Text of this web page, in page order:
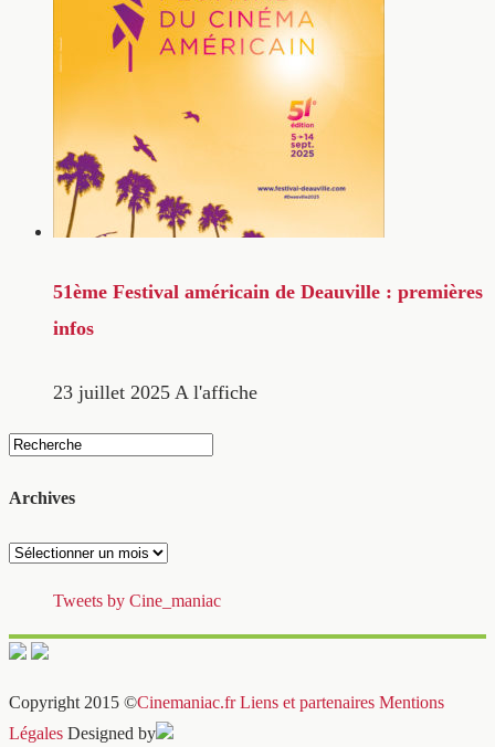
51ème Festival américain de Deauville : premières
infos
23 juillet 2025 A l'affiche
Archives
Archives
Tweets by Cine_maniac
Copyright 2015 ©Cinemaniac.fr Liens et partenaires Mentions
Légales Designed by